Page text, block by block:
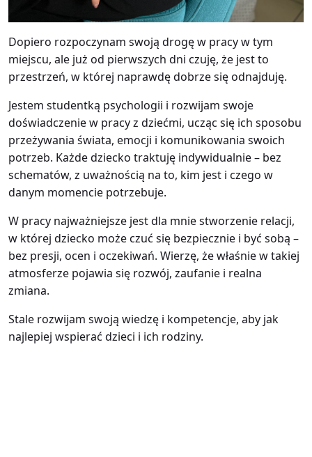
Dopiero rozpoczynam swoją drogę w pracy w tym
miejscu, ale już od pierwszych dni czuję, że jest to
przestrzeń, w której naprawdę dobrze się odnajduję.
Jestem studentką psychologii i rozwijam swoje
doświadczenie w pracy z dziećmi, ucząc się ich sposobu
przeżywania świata, emocji i komunikowania swoich
potrzeb. Każde dziecko traktuję indywidualnie – bez
schematów, z uważnością na to, kim jest i czego w
danym momencie potrzebuje.
W pracy najważniejsze jest dla mnie stworzenie relacji,
w której dziecko może czuć się bezpiecznie i być sobą –
bez presji, ocen i oczekiwań. Wierzę, że właśnie w takiej
atmosferze pojawia się rozwój, zaufanie i realna
zmiana.
Stale rozwijam swoją wiedzę i kompetencje, aby jak
najlepiej wspierać dzieci i ich rodziny.